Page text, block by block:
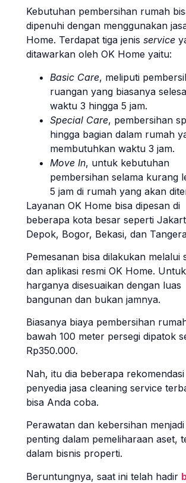
Kebutuhan pembersihan rumah
dipenuhi dengan menggunakan
Home. Terdapat tiga jenis service
ditawarkan oleh OK Home yaitu:
Basic Care, meliputi
ruangan yang biasanya
waktu 3 hingga 5 jam.
Special Care, pembersihan
hingga bagian dalam rumah
membutuhkan waktu 3 jam.
Move In, untuk kebutuhan
pembersihan selama kurang
5 jam di rumah yang akan
Layanan OK Home bisa dipesan di
beberapa kota besar seperti
Depok, Bogor, Bekasi, dan
Pemesanan bisa dilakukan melalui
dan aplikasi resmi OK Home. Untuk
harganya disesuaikan dengan luas
bangunan dan bukan jamnya.
Biasanya biaya pembersihan
bawah 100 meter persegi dipatok
Rp350.000.
Nah, itu dia beberapa rekomendasi
penyedia jasa cleaning service
bisa Anda coba.
Perawatan dan kebersihan
penting dalam pemeliharaan aset,
dalam bisnis properti.
Beruntungnya, saat ini telah hadir